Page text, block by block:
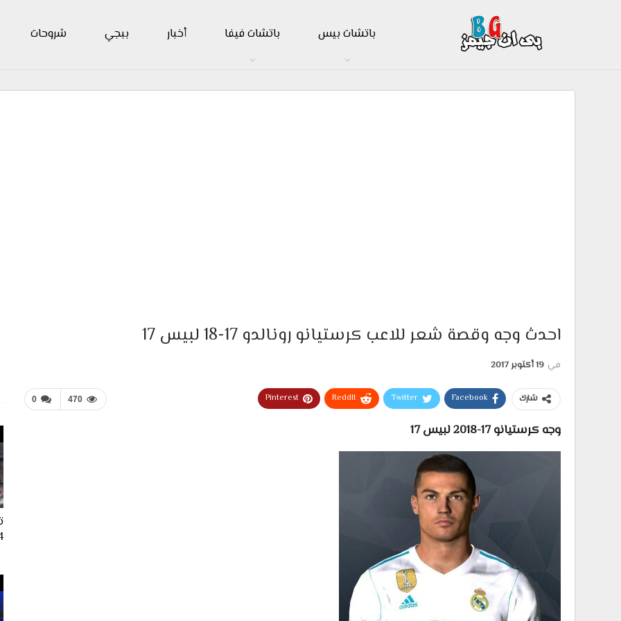
باتشات بيس باتشات فيفا أخبار ببجي شروحات
احدث وجه وقصة شعر للاعب كرستيانو رونالدو 17-18 لبيس 17
في 19 أكتوبر 2017
0 470 شارك Facebook
Twitter
ReddIt
Pinterest
وجه كرستيانو 17-2018 لبيس 17